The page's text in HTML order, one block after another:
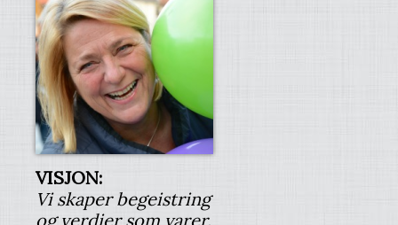
VISJON:
Vi skaper begeistring
og verdier som varer.